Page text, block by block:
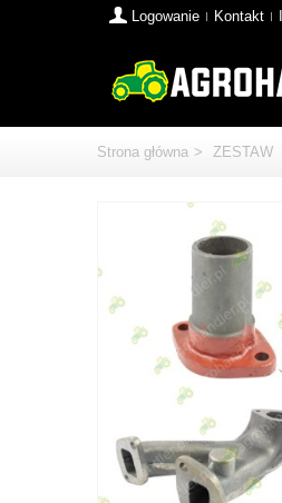
Logowanie Kontakt
Strona główna > ZESTAW